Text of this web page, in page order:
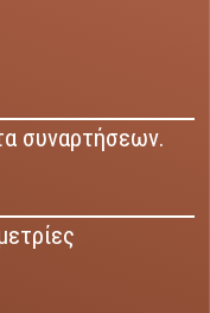
συναρτήσεων.